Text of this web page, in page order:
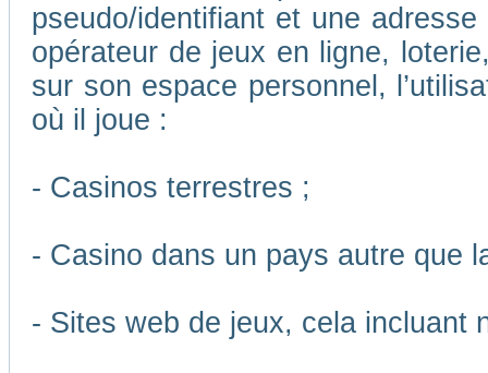
pseudo/identifiant et une
opérateur de jeux en ligne,
sur son espace personnel,
où il joue :
- Casinos terrestres ;
- Casino dans un pays autre que
- Sites web de jeux, cela incluant